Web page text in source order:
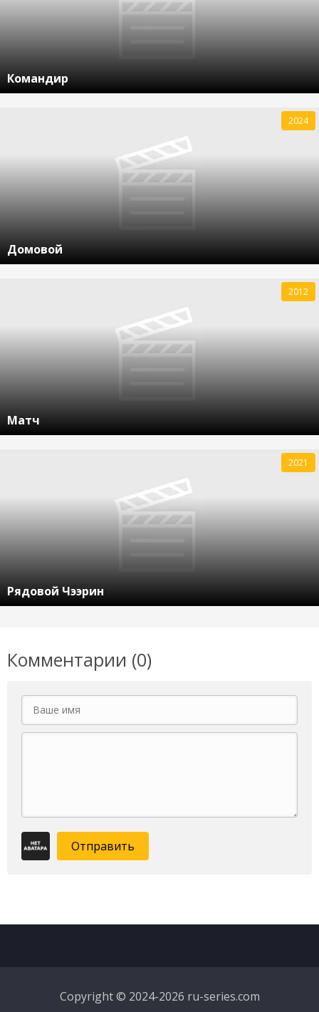
Командир
Домовой
2024
Матч
2012
Рядовой Чээрин
2021
Комментарии (0)
Отправить
Copyright © 2024-2026 ru-series.com